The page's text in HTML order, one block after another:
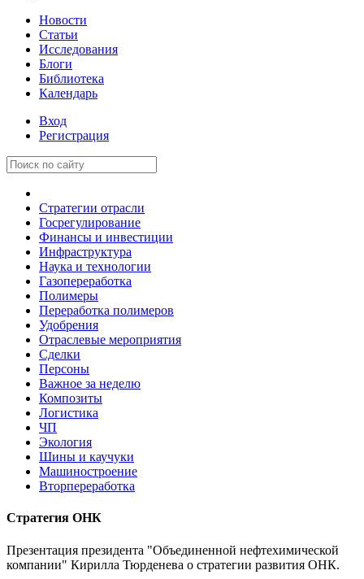
Новости
Статьи
Исследования
Блоги
Библиотека
Календарь
Вход
Регистрация
Стратегии отрасли
Госрегулирование
Финансы и инвестиции
Инфраструктура
Наука и технологии
Газопереработка
Полимеры
Переработка полимеров
Удобрения
Отраслевые мероприятия
Сделки
Персоны
Важное за неделю
Композиты
Логистика
ЧП
Экология
Шины и каучуки
Машиностроение
Вторпереработка
Стратегия ОНК
Презентация президента "Объединенной нефтехимической
компании" Кирилла Тюрденева о стратегии развития ОНК.